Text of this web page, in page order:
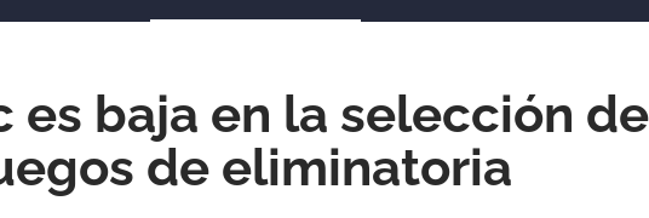
es baja en la selección
de eliminatoria